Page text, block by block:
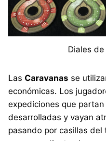
Diales
LasCaravanas se
económicas. Los
expediciones que
desarrolladas y vayan
pasando por casillas del